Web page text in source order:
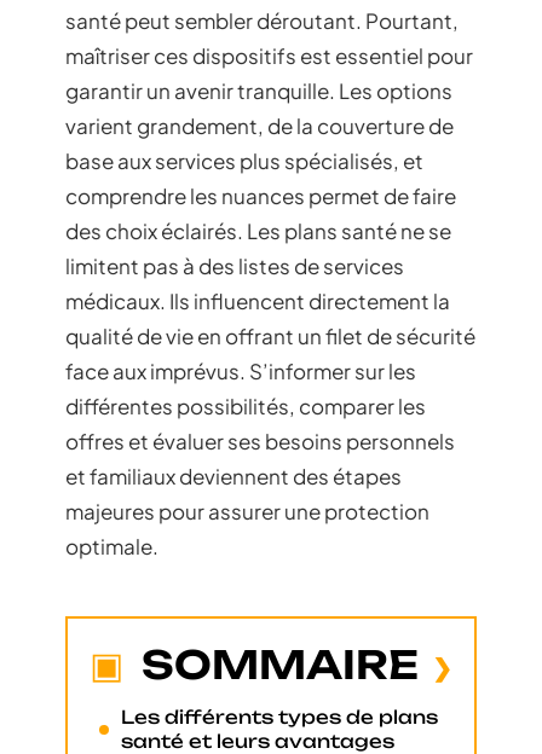
santé peut sembler déroutant. Pourtant,
maîtriser ces dispositifs est essentiel pour
garantir un avenir tranquille. Les options
varient grandement, de la couverture de
base aux services plus spécialisés, et
comprendre les nuances permet de faire
des choix éclairés. Les plans santé ne se
limitent pas à des listes de services
médicaux. Ils influencent directement la
qualité de vie en offrant un filet de sécurité
face aux imprévus. S’informer sur les
différentes possibilités, comparer les
offres et évaluer ses besoins personnels
et familiaux deviennent des étapes
majeures pour assurer une protection
optimale.
SOMMAIRE
Les différents types de plans
santé et leurs avantages